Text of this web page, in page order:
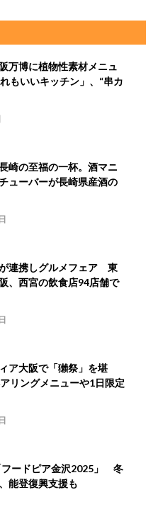
万博に植物性素材メニュ
もいいキッチン」、“串カ
崎の至福の一杯。酒マニ
ューバーが長崎県産酒の
連携しグルメフェア 東
、西宮の飲食店94店舗で
ア大阪で「獺祭」を堪
リングメニューや1日限定
フードピア金沢2025」 冬
能登復興支援も